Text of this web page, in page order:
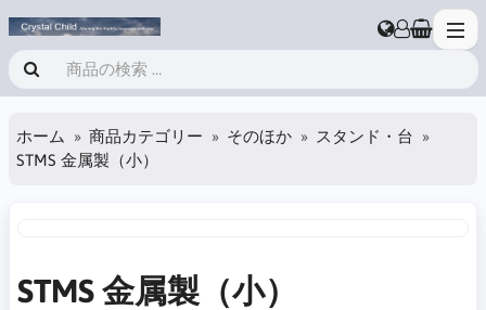
ホーム 商品カテゴリー そのほか
スタンド・台
STMS 金属製（小）
STMS 金属製（小）